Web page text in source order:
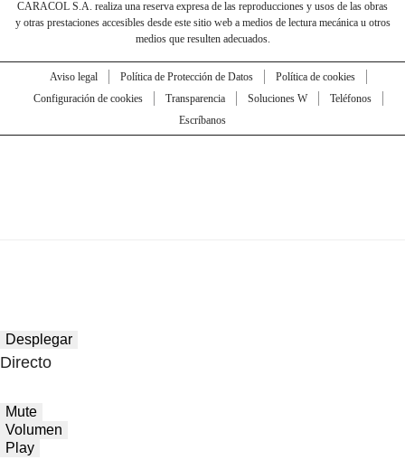
CARACOL S.A. realiza una reserva expresa de las reproducciones y usos de las obras
y otras prestaciones accesibles desde este sitio web a medios de lectura mecánica u otros
medios que resulten adecuados.
Aviso legal Política de Protección de Datos
Política de cookies
Configuración de cookies
Transparencia Soluciones W
Teléfonos
Escríbanos
Desplegar
Directo
Mute
Volumen
Play